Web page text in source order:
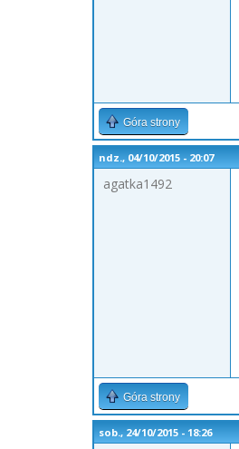
Góra strony
ndz., 04/10/2015 - 20:07
agatka1492
Góra strony
sob., 24/10/2015 - 18:26